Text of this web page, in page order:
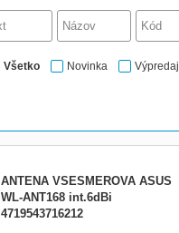
Všetko Novinka Výpredaj
ANTENA VSESMEROVA ASUS
WL-ANT168 int.6dBi
4719543716212